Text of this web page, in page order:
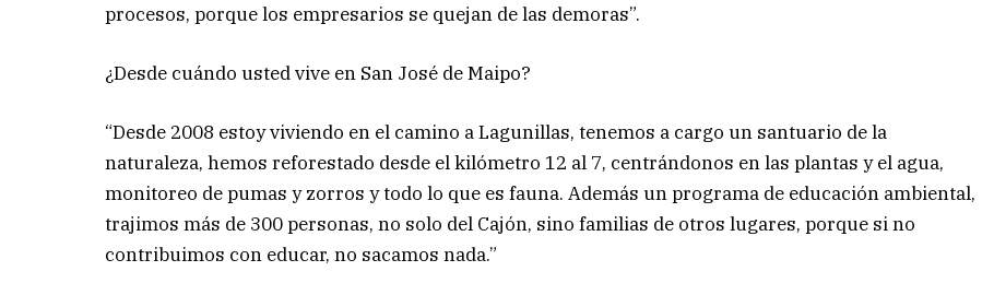
procesos, porque los empresarios se quejan de las demoras”.
¿Desde cuándo usted vive en San José de Maipo?
“Desde 2008 estoy viviendo en el camino a Lagunillas, tenemos a cargo un santuario de la
naturaleza, hemos reforestado desde el kilómetro 12 al 7, centrándonos en las plantas y el agua,
monitoreo de pumas y zorros y todo lo que es fauna. Además un programa de educación ambiental,
trajimos más de 300 personas, no solo del Cajón, sino familias de otros lugares, porque si no
contribuimos con educar, no sacamos nada.”